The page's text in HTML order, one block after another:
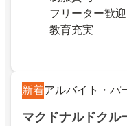
フリーター歓迎
教育充実
新着アルバイト・パ
マクドナルドクル